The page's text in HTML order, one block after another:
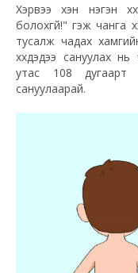
Хэрвээ хэн нэгэн
болохгүй!" гэж чанга
тусалж чадах
хүүхдэдээ сануулах
утас 108 дугаарт
сануулаарай.